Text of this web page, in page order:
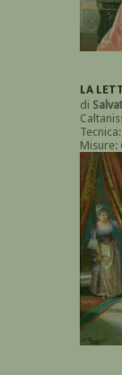
LA
di
Misure: